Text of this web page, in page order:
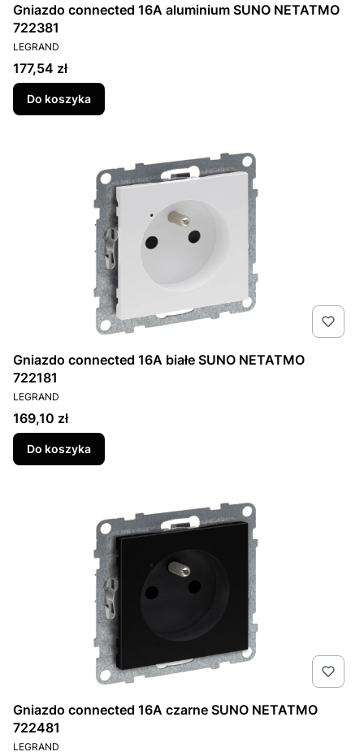
Gniazdo connected 16A aluminium SUNO NETATMO
722381
PRODUCENT
LEGRAND
Cena
177,54 zł
Do koszyka
Gniazdo connected 16A białe SUNO NETATMO
722181
PRODUCENT
LEGRAND
Cena
169,10 zł
Do koszyka
Gniazdo connected 16A czarne SUNO NETATMO
722481
PRODUCENT
LEGRAND